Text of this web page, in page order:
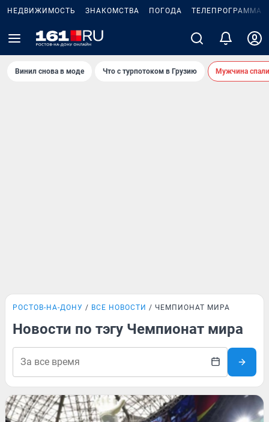
НЕДВИЖИМОСТЬ ЗНАКОМСТВА ПОГОДА ТЕЛЕПРОГРАММА
Винил снова в моде Что с турпотоком в Грузию Мужчина
РОСТОВ-НА-ДОНУ ВСЕ НОВОСТИ ЧЕМПИОНАТ МИРА
Новости по тэгу Чемпионат мира